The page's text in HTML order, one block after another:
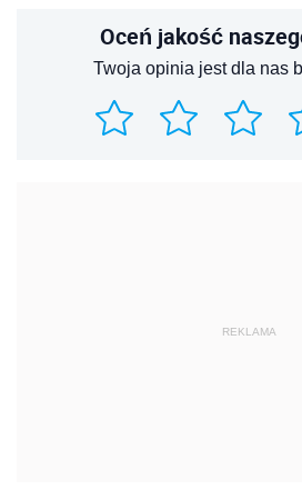
Oceń jakość
Twoja opinia jest dla nas
REKLAMA